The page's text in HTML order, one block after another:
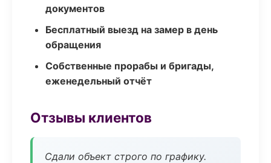
документов
Бесплатный выезд на замер в день
обращения
Собственные прорабы и бригады,
еженедельный отчёт
Отзывы клиентов
Сдали объект строго по графику.